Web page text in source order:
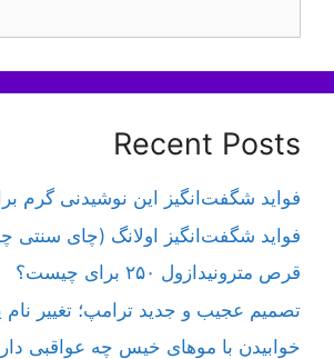
Recent Posts
فواید شگفت‌انگیز این نوشیدنی گرم
فواید شگفت‌انگیز اولانگ (چای سنتی
قرص مترونیدازول ۲۵۰ برای چیست؟
تصمیم عجیب و جدید ترامپ؛ تغییر
خوابیدن با موهای خیس چه عواقبی